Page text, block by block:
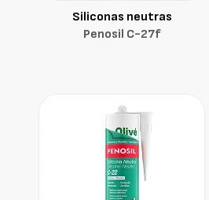
Siliconas neutras
Penosil C-27f